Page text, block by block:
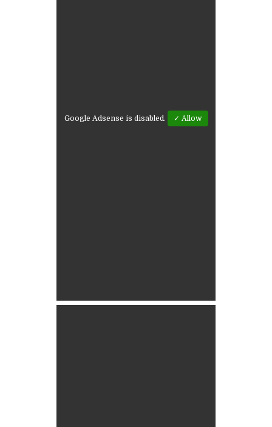
Google Adsense is disabled. ✓ Allow